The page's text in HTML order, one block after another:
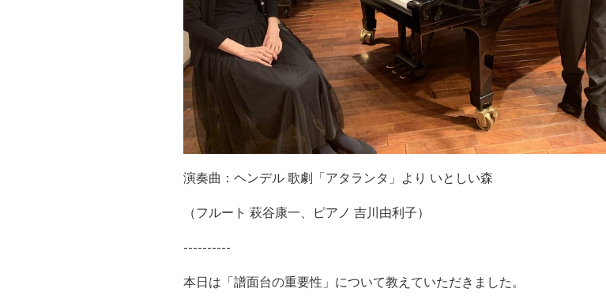
演奏曲：ヘンデル 歌劇「アタランタ」より いとしい森
（フルート 萩谷康一、ピアノ 吉川由利子）
----------
本日は「譜面台の重要性」について教えていただきました。